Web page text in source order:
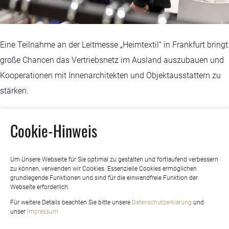
Eine Teilnahme an der Leitmesse „Heimtextil“ in Frankfurt bringt
große Chancen das Vertriebsnetz im Ausland auszubauen und
Kooperationen mit Innenarchitekten und Objektausstattern zu
stärken.
Beitragsnavigation
Previous: Automobile I –
LEDER HILLMANN OHG
Cookie-Hinweis
Um Unsere Webseite für Sie optimal zu gestalten und fortlaufend verbessern
zu können, verwenden wir Cookies. Essenzielle Cookies ermöglichen
grundlegende Funktionen und sind für die einwandfreie Funktion der
Webseite erforderlich.
Für weitere Details beachten Sie bitte unsere Datenschutzerklärung und
unser Impressum